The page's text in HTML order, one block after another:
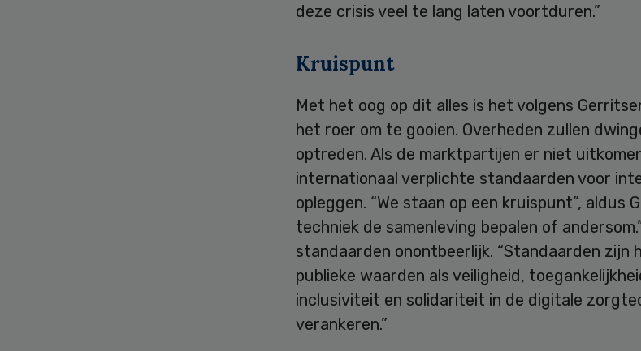
deze crisis veel te lang laten voortduren.”
Kruispunt
Met het oog op dit alles is het volgens
het roer om te gooien. Overheden zullen
optreden. Als de marktpartijen er niet
internationaal verplichte standaarden voor
opleggen. “We staan op een kruispunt”, aldus
techniek de samenleving bepalen of
standaarden onontbeerlijk. “Standaarden zijn
publieke waarden als veiligheid,
inclusiviteit en solidariteit in de digitale
verankeren.”